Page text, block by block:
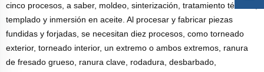
cinco procesos, a saber, moldeo, sinterización, tratamiento térmico,
templado y inmersión en aceite. Al procesar y fabricar piezas
fundidas y forjadas, se necesitan diez procesos, como torneado
exterior, torneado interior, un extremo o ambos extremos, ranura
de fresado grueso, ranura clave, rodadura, desbarbado,